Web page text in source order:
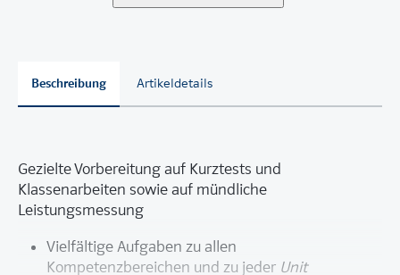
Beschreibung Artikeldetails
Gezielte Vorbereitung auf Kurztests und
Klassenarbeiten sowie auf mündliche
Leistungsmessung
Vielfältige Aufgaben zu allen
Kompetenzbereichen und zu jeder Unit